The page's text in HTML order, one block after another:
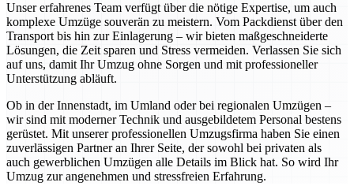
Unser erfahrenes Team verfügt über die nötige Expertise, um auch
komplexe Umzüge souverän zu meistern. Vom Packdienst über den
Transport bis hin zur Einlagerung – wir bieten maßgeschneiderte
Lösungen, die Zeit sparen und Stress vermeiden. Verlassen Sie sich
auf uns, damit Ihr Umzug ohne Sorgen und mit professioneller
Unterstützung abläuft.
Ob in der Innenstadt, im Umland oder bei regionalen Umzügen –
wir sind mit moderner Technik und ausgebildetem Personal bestens
gerüstet. Mit unserer professionellen Umzugsfirma haben Sie einen
zuverlässigen Partner an Ihrer Seite, der sowohl bei privaten als
auch gewerblichen Umzügen alle Details im Blick hat. So wird Ihr
Umzug zur angenehmen und stressfreien Erfahrung.